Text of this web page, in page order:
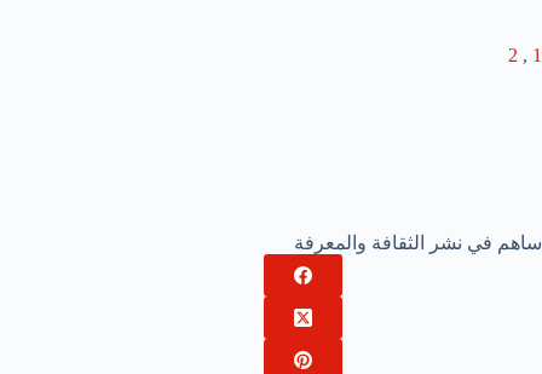
1
,
ساهم في نشر الثقافة والمعرفة